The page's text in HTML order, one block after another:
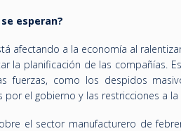
esperan?
afectando a la economía al
la planificación de las compañías.
fuerzas, como los despidos
por el gobierno y las restricciones a la
el sector manufacturero de